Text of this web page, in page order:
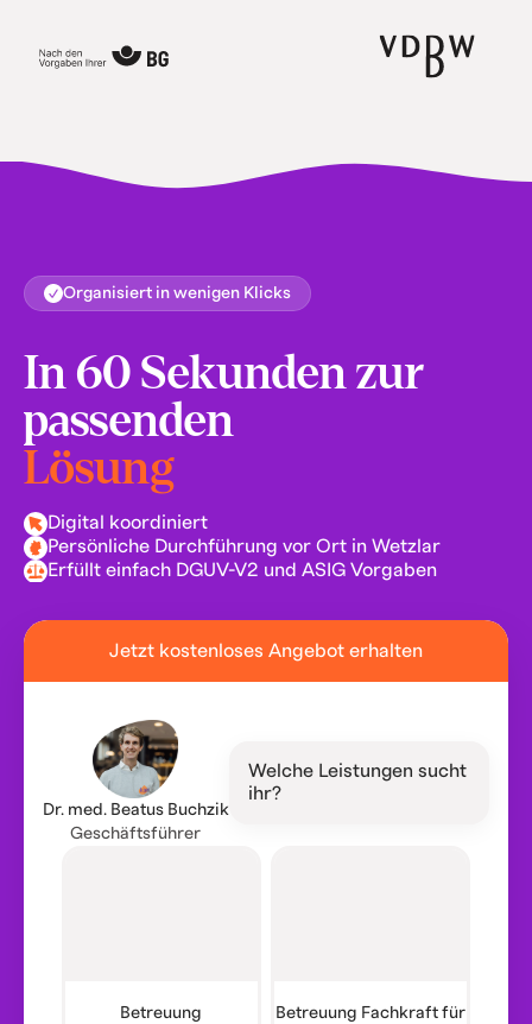
Organisiert in wenigen Klicks
In 60 Sekunden zur
passenden
Lösung
Digital koordiniert
Persönliche Durchführung vor Ort in Wetzlar
Erfüllt einfach DGUV-V2 und ASIG Vorgaben
Jetzt kostenloses Angebot erhalten
Dr. med. Beatus Buchzik
Geschäftsführer
Welche Leistungen sucht
ihr?
Betreuung
Betreuung Fachkraft für